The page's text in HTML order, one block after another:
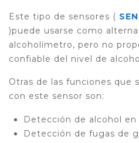
Este tipo de sensores (
)puede usarse como
alcoholímetro, pero no
confiable del nivel de
Otras de las funciones que
con este sensor son:
Detección de alcohol en
Detección de fugas de